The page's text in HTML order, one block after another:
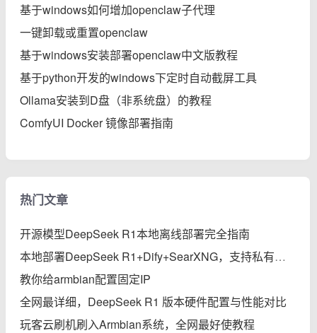
基于windows如何增加openclaw子代理
一键卸载或重置openclaw
基于windows安装部署openclaw中文版教程
基于python开发的windows下定时自动截屏工具
Ollama安装到D盘（非系统盘）的教程
ComfyUI Docker 镜像部署指南
热门文章
开源模型DeepSeek R1本地离线部署完全指南
本地部署DeepSeek R1+Dify+SearXNG，支持私有知识库、智能体、联网搜索的保姆级教程
教你给armbian配置固定IP
全网最详细，DeepSeek R1 版本硬件配置与性能对比
玩客云刷机刷入Armbian系统，全网最好使教程